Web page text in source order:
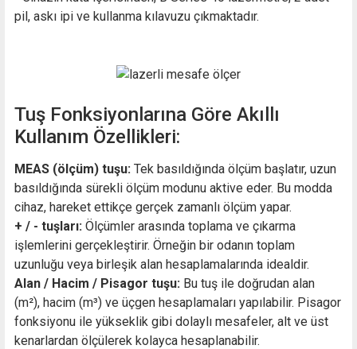
pil, askı ipi ve kullanma kılavuzu çıkmaktadır.
Tuş Fonksiyonlarına Göre Akıllı
Kullanım Özellikleri:
MEAS (ölçüm) tuşu: Tek basıldığında ölçüm başlatır, uzun
basıldığında sürekli ölçüm modunu aktive eder. Bu modda
cihaz, hareket ettikçe gerçek zamanlı ölçüm yapar.
+ / - tuşları: Ölçümler arasında toplama ve çıkarma
işlemlerini gerçekleştirir. Örneğin bir odanın toplam
uzunluğu veya birleşik alan hesaplamalarında idealdir.
Alan / Hacim / Pisagor tuşu: Bu tuş ile doğrudan alan
(m²), hacim (m³) ve üçgen hesaplamaları yapılabilir. Pisagor
fonksiyonu ile yükseklik gibi dolaylı mesafeler, alt ve üst
kenarlardan ölçülerek kolayca hesaplanabilir.